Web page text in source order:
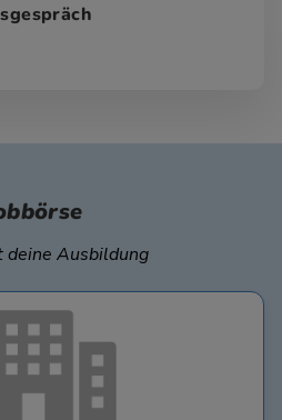
deine Ausbildung